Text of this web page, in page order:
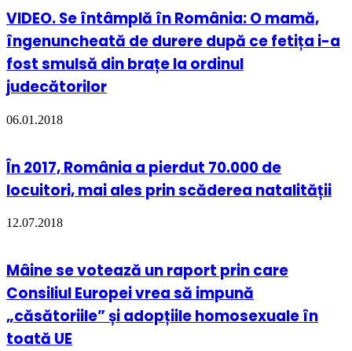
VIDEO. Se întâmplă în România: O mamă,
îngenuncheată de durere după ce fetița i-a
fost smulsă din brațe la ordinul
judecătorilor
06.01.2018
În 2017, România a pierdut 70.000 de
locuitori, mai ales prin scăderea natalității
12.07.2018
Mâine se votează un raport prin care
Consiliul Europei vrea să impună
„căsătoriile” și adopțiile homosexuale în
toată UE